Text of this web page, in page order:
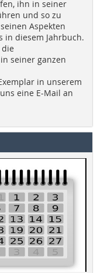
ihn in seiner
und so zu
Aspekten
in diesem Jahrbuch.
seiner ganzen
in unserem
eine E-Mail an